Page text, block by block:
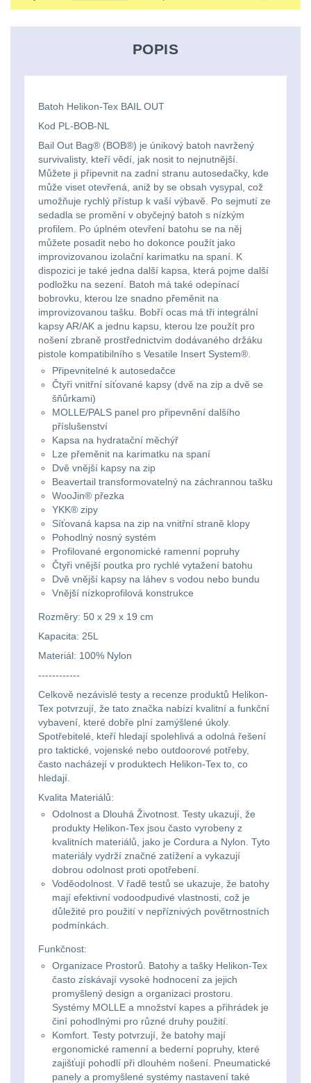
Kontakty
Objednávky
990
1000
2000
Nad
2000
Svítilny
AA/AAA/14500
baterie
Svítilny
18650
baterie
pro
21700
baterie
Svítilny
pro
26650
baterie
Svítilny
CR123A
nebo
16340
baterie
Čelové
svetlá
a
Dětské
Brašne
tašky
Ledvinky
Duffle
bagy
Univerzalní
tašky
Přepravne
tašky
zbraně
Hydratační
vaky
Pouzdra
Kapsy
Peněženky
Doplňky
batohům
a
poutka
dlouhé
vzdálenosti
Multi-
range
Krátka
střední
vzdálenost
Monokuláry
Príslušenstvo
optiku
Čepice,
kukly,
šátky
Chrániče
sluchu
Nášivky
Ostatní
Nad 2000 lm9
AA/AAA/14500 Li-Ion
baterie3
Svítilny pro 18650
baterie 8
Svítilny pro 21700
baterie3
Svítilny pro 26650
baterie1
Svítilny pro CR123A
nebo Li-ion 16340
baterie5
Čelové svetlá - čelovky3
Taktické svietidlá
Lucerny a kempingové
lampy 1
Potápačské svetlá2
Kapesní svítilny4
Policejní svítilny
Vyhledávací svítilny5
Lovecké svítilny1
Nabíjacie baterky6
Svietidlá s magnetom
Laserové značkovače9
Držiaky a
príslušenstvo34
186501
14500 / AA / AAA4
16340 a CR1231
Nabíjačky
Náhradné diely7
BATOHY A TAŠKY
(1568)
Turistické a expediční38
POPIS
Batoh Helikon-Tex BAIL OUT
Kod PL-BOB-NL
Bail Out Bag® (BOB®) je únikový batoh navržený
survivalisty, kteří vědí, jak nosit to nejnutnější.
Můžete ji připevnit na zadní stranu autosedačky, kde
může viset otevřená, aniž by se obsah vysypal, což
umožňuje rychlý přístup k vaší výbavě. Po sejmutí ze
sedadla se promění v obyčejný batoh s nízkým
profilem. Po úplném otevření batohu se na něj
můžete posadit nebo ho dokonce použít jako
improvizovanou izolační karimatku na spaní. K
dispozici je také jedna další kapsa, která pojme další
podložku na sezení. Batoh má také odepínací
bobrovku, kterou lze snadno přeměnit na
improvizovanou tašku. Bobří ocas má tři integrální
kapsy AR/AK a jednu kapsu, kterou lze použít pro
nošení zbraně prostřednictvím dodávaného držáku
pistole kompatibilního s Vesatile Insert System®.
Připevnitelné k autosedačce
Čtyři vnitřní síťované kapsy (dvě na zip a dvě se
šňůrkami)
MOLLE/PALS panel pro připevnění dalšího
příslušenství
Kapsa na hydratační měchýř
Lze přeměnit na karimatku na spaní
Dvě vnější kapsy na zip
Beavertail transformovatelný na záchrannou tašku
WooJin® přezka
YKK® zipy
Síťovaná kapsa na zip na vnitřní straně klopy
Pohodlný nosný systém
Profilované ergonomické ramenní popruhy
Čtyři vnější poutka pro rychlé vytažení batohu
Dvě vnější kapsy na láhev s vodou nebo bundu
Vnější nízkoprofilová konstrukce
Rozměry: 50 x 29 x 19 cm
Kapacita: 25L
Materiál: 100% Nylon
------------
Celkově nezávislé testy a recenze produktů Helikon-
Tex potvrzují, že tato značka nabízí kvalitní a funkční
vybavení, které dobře plní zamýšlené úkoly.
Spotřebitelé, kteří hledají spolehlivá a odolná řešení
pro taktické, vojenské nebo outdoorové potřeby,
často nacházejí v produktech Helikon-Tex to, co
hledají.
Kvalita Materiálů:
Odolnost a Dlouhá Životnost. Testy ukazují, že
produkty Helikon-Tex jsou často vyrobeny z
kvalitních materiálů, jako je Cordura a Nylon. Tyto
materiály vydrží značné zatížení a vykazují
dobrou odolnost proti opotřebení.
Voděodolnost. V řadě testů se ukazuje, že batohy
mají efektivní vodoodpudivé vlastnosti, což je
důležité pro použití v nepříznivých povětrnostních
podmínkách.
Funkčnost:
Organizace Prostorů. Batohy a tašky Helikon-Tex
často získávají vysoké hodnocení za jejich
promyšlený design a organizaci prostoru.
Systémy MOLLE a množství kapes a přihrádek je
činí pohodlnými pro různé druhy použití.
Komfort. Testy potvrzují, že batohy mají
ergonomické ramenní a bederní popruhy, které
zajišťují pohodlí při dlouhém nošení. Pneumatické
panely a promyšlené systémy nastavení také